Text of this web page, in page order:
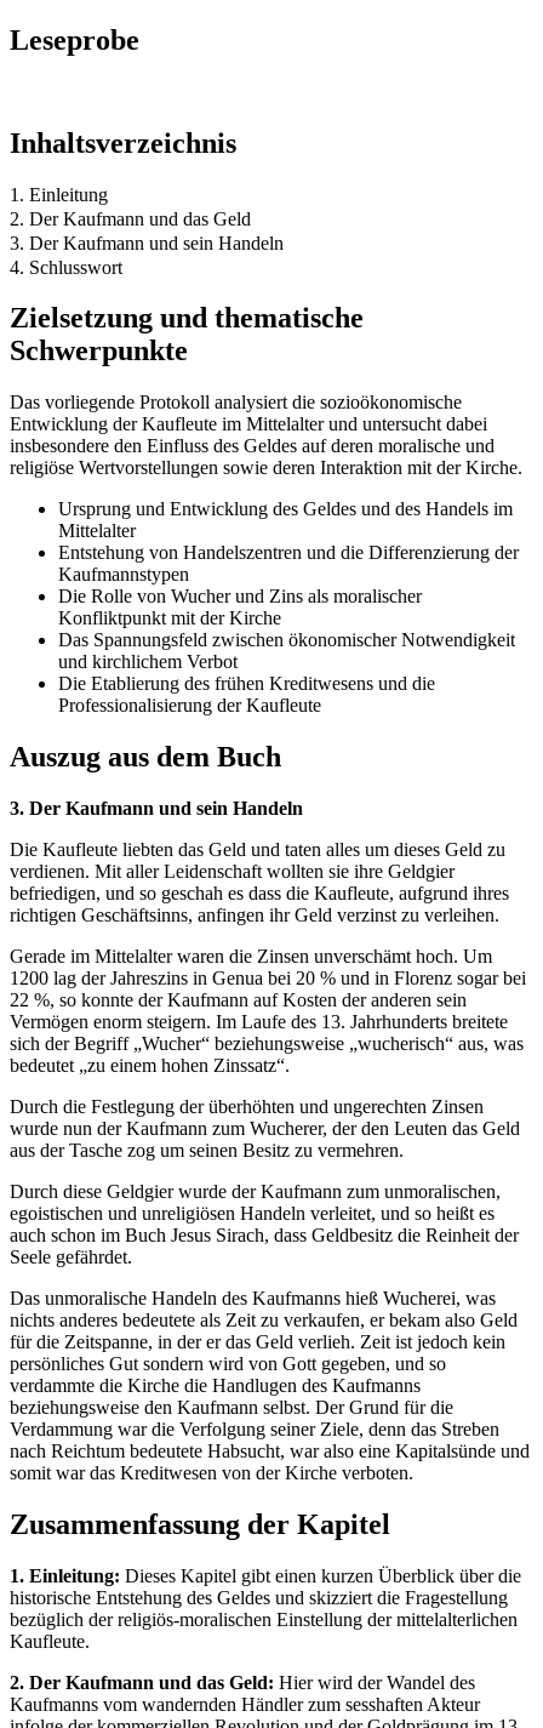
Leseprobe
Inhaltsverzeichnis
1. Einleitung
2. Der Kaufmann und das Geld
3. Der Kaufmann und sein Handeln
4. Schlusswort
Zielsetzung und thematische
Schwerpunkte
Das vorliegende Protokoll analysiert die sozioökonomische
Entwicklung der Kaufleute im Mittelalter und untersucht dabei
insbesondere den Einfluss des Geldes auf deren moralische und
religiöse Wertvorstellungen sowie deren Interaktion mit der Kirche.
Ursprung und Entwicklung des Geldes und des Handels im
Mittelalter
Entstehung von Handelszentren und die Differenzierung der
Kaufmannstypen
Die Rolle von Wucher und Zins als moralischer
Konfliktpunkt mit der Kirche
Das Spannungsfeld zwischen ökonomischer Notwendigkeit
und kirchlichem Verbot
Die Etablierung des frühen Kreditwesens und die
Professionalisierung der Kaufleute
Auszug aus dem Buch
3. Der Kaufmann und sein Handeln
Die Kaufleute liebten das Geld und taten alles um dieses Geld zu
verdienen. Mit aller Leidenschaft wollten sie ihre Geldgier
befriedigen, und so geschah es dass die Kaufleute, aufgrund ihres
richtigen Geschäftsinns, anfingen ihr Geld verzinst zu verleihen.
Gerade im Mittelalter waren die Zinsen unverschämt hoch. Um
1200 lag der Jahreszins in Genua bei 20 % und in Florenz sogar bei
22 %, so konnte der Kaufmann auf Kosten der anderen sein
Vermögen enorm steigern. Im Laufe des 13. Jahrhunderts breitete
sich der Begriff „Wucher“ beziehungsweise „wucherisch“ aus, was
bedeutet „zu einem hohen Zinssatz“.
Durch die Festlegung der überhöhten und ungerechten Zinsen
wurde nun der Kaufmann zum Wucherer, der den Leuten das Geld
aus der Tasche zog um seinen Besitz zu vermehren.
Durch diese Geldgier wurde der Kaufmann zum unmoralischen,
egoistischen und unreligiösen Handeln verleitet, und so heißt es
auch schon im Buch Jesus Sirach, dass Geldbesitz die Reinheit der
Seele gefährdet.
Das unmoralische Handeln des Kaufmanns hieß Wucherei, was
nichts anderes bedeutete als Zeit zu verkaufen, er bekam also Geld
für die Zeitspanne, in der er das Geld verlieh. Zeit ist jedoch kein
persönliches Gut sondern wird von Gott gegeben, und so
verdammte die Kirche die Handlugen des Kaufmanns
beziehungsweise den Kaufmann selbst. Der Grund für die
Verdammung war die Verfolgung seiner Ziele, denn das Streben
nach Reichtum bedeutete Habsucht, war also eine Kapitalsünde und
somit war das Kreditwesen von der Kirche verboten.
Zusammenfassung der Kapitel
1. Einleitung: Dieses Kapitel gibt einen kurzen Überblick über die
historische Entstehung des Geldes und skizziert die Fragestellung
bezüglich der religiös-moralischen Einstellung der mittelalterlichen
Kaufleute.
2. Der Kaufmann und das Geld: Hier wird der Wandel des
Kaufmanns vom wandernden Händler zum sesshaften Akteur